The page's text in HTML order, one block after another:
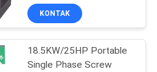
KONTAK
18.5KW/25HP Portable
Single Phase Screw